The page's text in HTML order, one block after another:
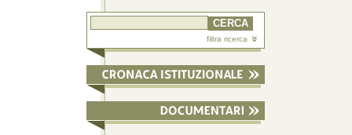
filtra ricerca